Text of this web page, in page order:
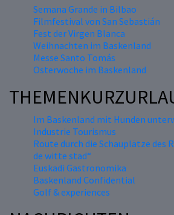
Semana Grande in Bilbao
Filmfestival von San Sebastián
Fest der Virgen Blanca
Weihnachten im Baskenland
Messe Santo Tomás
Osterwoche im Baskenland
Im Baskenland mit Hunden
Industrie Tourismus
Route durch die Schauplätze des
de witte stad“
Euskadi Gastronomika
Baskenland Confidential
Golf & experiences